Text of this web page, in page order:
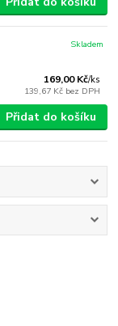
169,00 Kč/ks
139,67 Kč bez DPH
Skladem
Přidat do košíku